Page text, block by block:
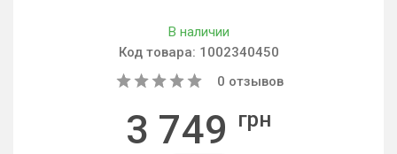
В наличии
Код товара: 1002340450
0 отзывов
3 749 грн